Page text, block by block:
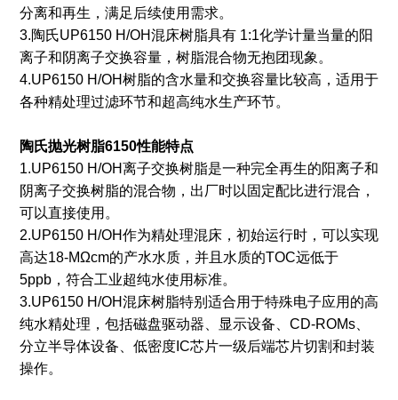
分离和再生，满足后续使用需求。
3.陶氏UP6150 H/OH混床树脂具有 1:1化学计量当量的阳
离子和阴离子交换容量，树脂混合物无抱团现象。
4.UP6150 H/OH树脂的含水量和交换容量比较高，适用于
各种精处理过滤环节和超高纯水生产环节。
陶氏抛光树脂6150性能特点
1.UP6150 H/OH离子交换树脂是一种完全再生的阳离子和
阴离子交换树脂的混合物，出厂时以固定配比进行混合，
可以直接使用。
2.UP6150 H/OH作为精处理混床，初始运行时，可以实现
高达18-MΩcm的产水水质，并且水质的TOC远低于
5ppb，符合工业超纯水使用标准。
3.UP6150 H/OH混床树脂特别适合用于特殊电子应用的高
纯水精处理，包括磁盘驱动器、显示设备、CD-ROMs、
分立半导体设备、低密度IC芯片一级后端芯片切割和封装
操作。